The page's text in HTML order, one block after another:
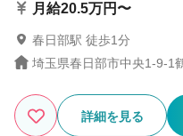
月給20.5万円〜
春日部駅 徒歩1分
埼玉県春日部市中央1-9-1
詳細を見る